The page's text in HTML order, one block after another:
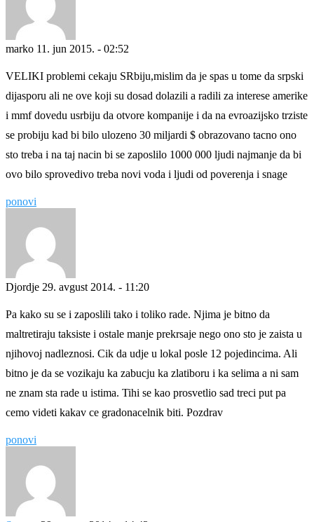
marko 11. jun 2015. - 02:52
VELIKI problemi cekaju SRbiju,mislim da je spas u tome da srpski
dijasporu ali ne ove koji su dosad dolazili a radili za interese amerike
i mmf dovedu usrbiju da otvore kompanije i da na evroazijsko trziste
se probiju kad bi bilo ulozeno 30 miljardi $ obrazovano tacno ono
sto treba i na taj nacin bi se zaposlilo 1000 000 ljudi najmanje da bi
ovo bilo sprovedivo treba novi voda i ljudi od poverenja i snage
ponovi
Djordje 29. avgust 2014. - 11:20
Pa kako su se i zaposlili tako i toliko rade. Njima je bitno da
maltretiraju taksiste i ostale manje prekrsaje nego ono sto je zaista u
njihovoj nadleznosi. Cik da udje u lokal posle 12 pojedincima. Ali
bitno je da se vozikaju ka zabucju ka zlatiboru i ka selima a ni sam
ne znam sta rade u istima. Tihi se kao prosvetlio sad treci put pa
cemo videti kakav ce gradonacelnik biti. Pozdrav
ponovi